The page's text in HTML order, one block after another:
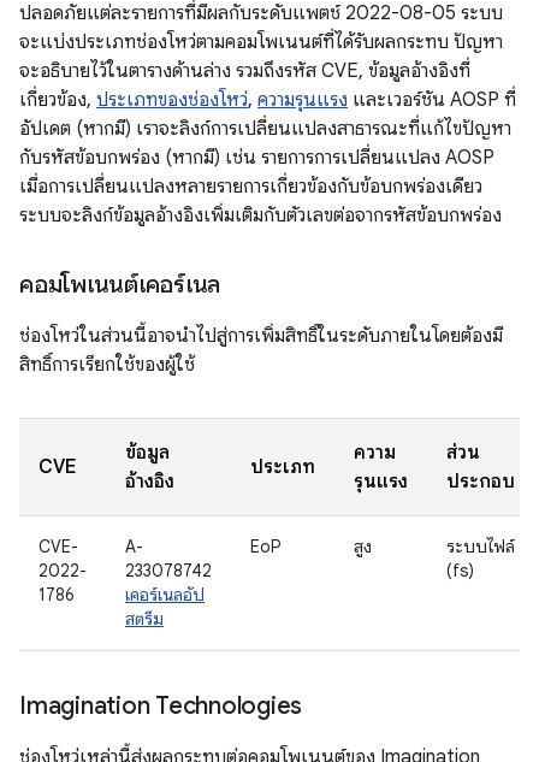
ปลอดภัยแต่ละรายการที่มีผลกับระดับแพตช์ 2022-08-05 ระบบ
จะแบ่งประเภทช่องโหว่ตามคอมโพเนนต์ที่ได้รับผลกระทบ ปัญหา
จะอธิบายไว้ในตารางด้านล่าง รวมถึงรหัส CVE, ข้อมูลอ้างอิงที่
เกี่ยวข้อง, ประเภทของช่องโหว่, ความรุนแรง และเวอร์ชัน AOSP ที่
อัปเดต (หากมี) เราจะลิงก์การเปลี่ยนแปลงสาธารณะที่แก้ไขปัญหา
กับรหัสข้อบกพร่อง (หากมี) เช่น รายการการเปลี่ยนแปลง AOSP
เมื่อการเปลี่ยนแปลงหลายรายการเกี่ยวข้องกับข้อบกพร่องเดียว
ระบบจะลิงก์ข้อมูลอ้างอิงเพิ่มเติมกับตัวเลขต่อจากรหัสข้อบกพร่อง
คอมโพเนนต์เคอร์เนล
ช่องโหว่ในส่วนนี้อาจนำไปสู่การเพิ่มสิทธิ์ในระดับภายในโดยต้องมี
สิทธิ์การเรียกใช้ของผู้ใช้
CVE
ข้อมูล
อ้างอิง
ประเภท
ความ
รุนแรง
ส่วน
ประกอบ
CVE-
2022-
1786
A-
233078742
เคอร์เนลอัป
สตรีม
EoP สูง
ระบบไฟล์
(fs)
Imagination Technologies
ช่องโหว่เหล่านี้ส่งผลกระทบต่อคอมโพเนนต์ของ Imagination